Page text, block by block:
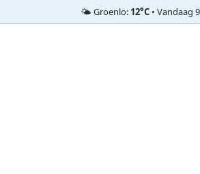
🌤️ Groenlo: 12°C • Vandaag